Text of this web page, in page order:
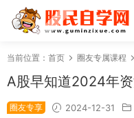
当前位置： 首页 圈友专属课程
A股早知道2024年
圈友专享 2024-12-31